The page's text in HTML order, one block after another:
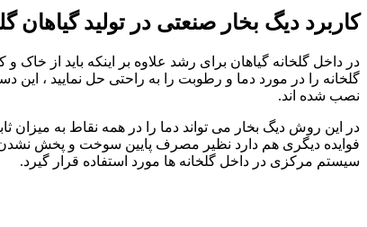
کاربرد دیگ بخار صنعتی در تولید گیاهان
در داخل گلخانه گیاهان برای رشد علاوه بر اینکه باید از خاک
گلخانه را در مورد دما و رطوبت را به راحتی حل نمایید ،
نصب شده اند.
در این روش دیگ بخار می تواند دما را در همه نقاط به میزان
فوایده دیگری هم دارد نظیر مصرف پایین سوخت و پخش نشدن
سیستم مرکزی در داخل گلخانه ها مورد استفاده قرار گیرد.